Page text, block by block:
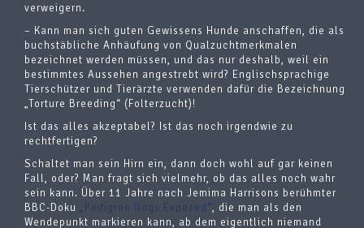
verweigern.
– Kann man sich guten Gewissens Hunde anschaffen, die als
buchstäbliche Anhäufung von Qualzuchtmerkmalen
bezeichnet werden müssen, und das nur deshalb, weil ein
bestimmtes Aussehen angestrebt wird? Englischsprachige
Tierschützer und Tierärzte verwenden dafür die Bezeichnung
„Torture Breeding“ (Folterzucht)!
Ist das alles akzeptabel? Ist das noch irgendwie zu
rechtfertigen?
Schaltet man sein Hirn ein, dann doch wohl auf gar keinen
Fall, oder? Man fragt sich vielmehr, ob das alles noch wahr
sein kann. Über 11 Jahre nach Jemima Harrisons berühmter
BBC-Doku „Pedigree Dogs Exposed“, die man als den
Wendepunkt markieren kann, ab dem eigentlich niemand